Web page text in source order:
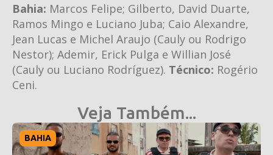
Bahia: Marcos Felipe; Gilberto, David Duarte,
Ramos Mingo e Luciano Juba; Caio Alexandre,
Jean Lucas e Michel Araujo (Cauly ou Rodrigo
Nestor); Ademir, Erick Pulga e Willian José
(Cauly ou Luciano Rodríguez). Técnico: Rogério
Ceni.
Veja Também...
BAHIA